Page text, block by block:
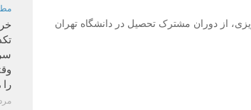
از دوران مشترک تحصیل در دانشگاه تهران
مرداد